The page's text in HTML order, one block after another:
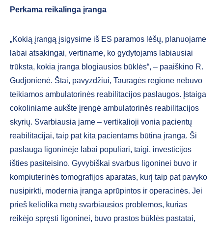
Perkama reikalinga įranga
„Kokią įrangą įsigysime iš ES paramos lėšų, planuojame
labai atsakingai, vertiname, ko gydytojams labiausiai
trūksta, kokia įranga blogiausios būklės“, – paaiškino R.
Gudjonienė. Štai, pavyzdžiui, Tauragės regione nebuvo
teikiamos ambulatorinės reabilitacijos paslaugos. Įstaiga
cokoliniame aukšte įrengė ambulatorinės reabilitacijos
skyrių. Svarbiausia jame – vertikalioji vonia pacientų
reabilitacijai, taip pat kita pacientams būtina įranga. Ši
paslauga ligoninėje labai populiari, taigi, investicijos
išties pasiteisino. Gyvybiškai svarbus ligoninei buvo ir
kompiuterinės tomografijos aparatas, kurį taip pat pavyko
nusipirkti, modernia įranga aprūpintos ir operacinės. Jei
prieš keliolika metų svarbiausios problemos, kurias
reikėjo spręsti ligoninei, buvo prastos būklės pastatai,